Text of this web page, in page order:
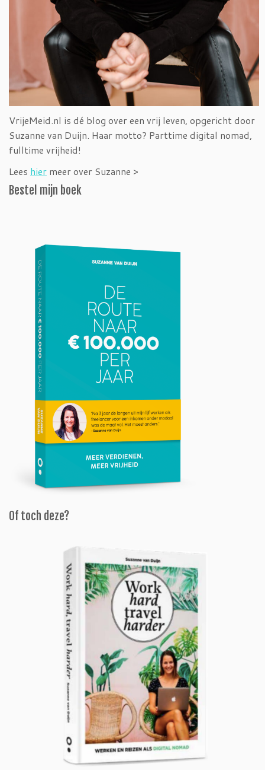
VrijeMeid.nl is dé blog over een vrij leven, opgericht door
Suzanne van Duijn. Haar motto? Parttime digital nomad,
fulltime vrijheid!
Lees hier meer over Suzanne >
Bestel mijn boek
Of toch deze?